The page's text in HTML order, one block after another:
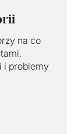
na co
i problemy